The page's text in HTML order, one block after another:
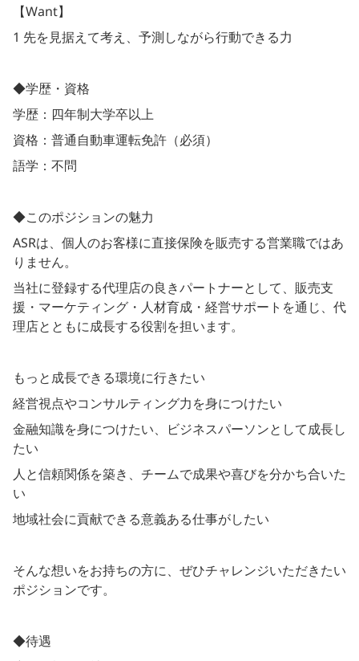
【Want】
1 先を見据えて考え、予測しながら行動できる力
◆学歴・資格
学歴：四年制大学卒以上
資格：普通自動車運転免許（必須）
語学：不問
◆このポジションの魅力
ASRは、個人のお客様に直接保険を販売する営業職ではあ
りません。
当社に登録する代理店の良きパートナーとして、販売支
援・マーケティング・人材育成・経営サポートを通じ、代
理店とともに成長する役割を担います。
もっと成長できる環境に行きたい
経営視点やコンサルティング力を身につけたい
金融知識を身につけたい、ビジネスパーソンとして成長し
たい
人と信頼関係を築き、チームで成果や喜びを分かち合いた
い
地域社会に貢献できる意義ある仕事がしたい
そんな想いをお持ちの方に、ぜひチャレンジいただきたい
ポジションです。
◆待遇